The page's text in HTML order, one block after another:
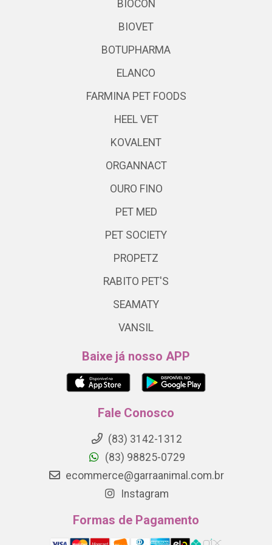
BIOCON
BIOVET
BOTUPHARMA
ELANCO
FARMINA PET FOODS
HEEL VET
KOVALENT
ORGANNACT
OURO FINO
PET MED
PET SOCIETY
PROPETZ
RABITO PET'S
SEAMATY
VANSIL
Baixe já nosso APP
Fale Conosco
(83) 3142-1312
(83) 98825-0729
ecommerce@garraanimal.com.br
Instagram
Formas de Pagamento